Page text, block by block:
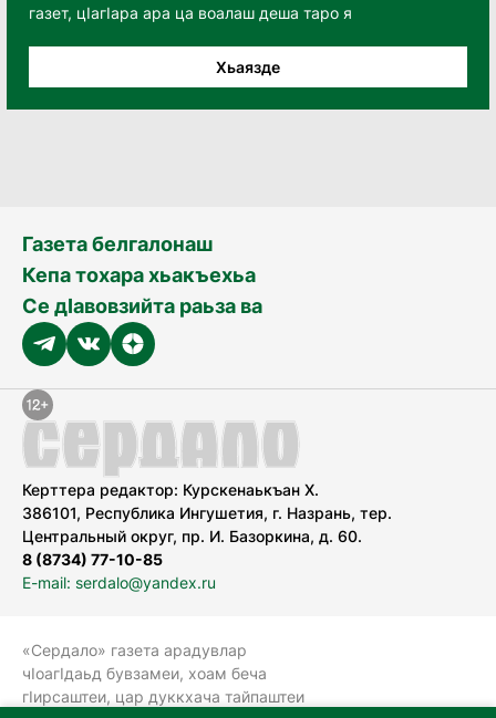
газет, цӀагӀара ара ца воалаш деша таро я
Хьаязде
Газета белгалонаш
Кепа тохара хьакъехьа
Се дӀавовзийта раьза ва
Керттера редактор: Курскенаькъан Х.
386101, Республика Ингушетия, г. Назрань, тер.
Центральный округ, пр. И. Базоркина, д. 60.
8 (8734) 77-10-85
E-mail: serdalo@yandex.ru
«Сердало» газета арадувлар
чIоагIдаьд бувзамеи, хоам беча
гIирсаштеи, цар дуккхача тайпаштеи